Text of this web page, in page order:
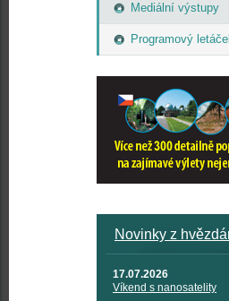
Mediální výstupy
Programový
Novinky z
17.07.2026
Víkend s nanosatelity